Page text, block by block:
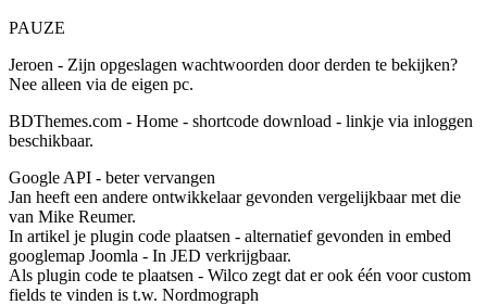
PAUZE
Jeroen - Zijn opgeslagen wachtwoorden door derden te bekijken?
Nee alleen via de eigen pc.
BDThemes.com - Home - shortcode download - linkje via inloggen
beschikbaar.
Google API - beter vervangen
Jan heeft een andere ontwikkelaar gevonden vergelijkbaar met die
van Mike Reumer.
In artikel je plugin code plaatsen - alternatief gevonden in embed
googlemap Joomla - In JED verkrijgbaar.
Als plugin code te plaatsen - Wilco zegt dat er ook één voor custom
fields te vinden is t.w. Nordmograph